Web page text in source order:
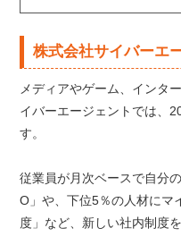
株式会社サイバーエ
メディアやゲーム、インタ
イバーエージェントでは、
す。
従業員が月次ベースで自分
O」や、下位5％の人材にマ
度」など、新しい社内制度